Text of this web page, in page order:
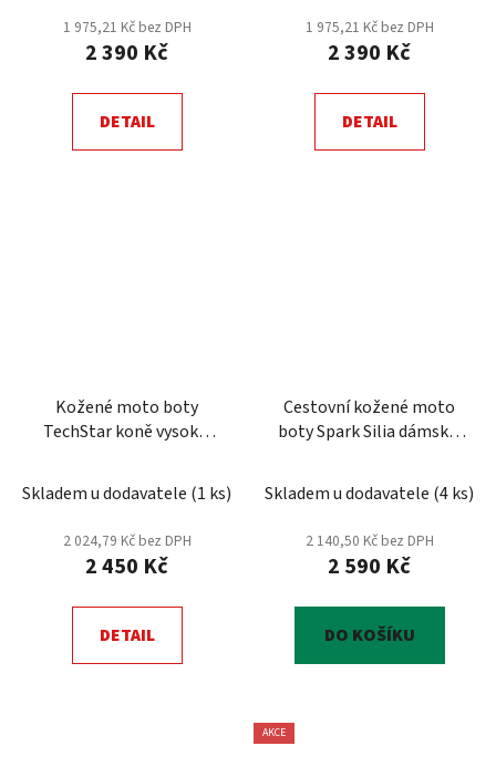
1 975,21 Kč bez DPH
2 390 Kč
DETAIL
1 975,21 Kč bez DPH
2 390 Kč
DETAIL
Kožené moto boty
TechStar koně vysoké,
Skladem u dodavatele (1 ks)
2 024,79 Kč bez DPH
2 450 Kč
DETAIL
Cestovní kožené moto
boty Spark Silia dámské,
Skladem u dodavatele (4 ks)
2 140,50 Kč bez DPH
2 590 Kč
DO KOŠÍKU
AKCE